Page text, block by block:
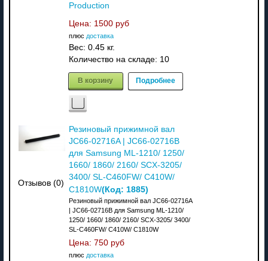
Production
Цена: 1500 руб
плюс доставка
Вес: 0.45 кг.
Количество на складе: 10
В корзину Подробнее
Отзывов (0)
Резиновый прижимной вал
JC66-02716A | JC66-02716B
для Samsung ML-1210/ 1250/
1660/ 1860/ 2160/ SCX-3205/
3400/ SL-C460FW/ C410W/
C1810W(Код: 1885)
Резиновый прижимной вал JC66-02716A
| JC66-02716B для Samsung ML-1210/
1250/ 1660/ 1860/ 2160/ SCX-3205/ 3400/
SL-C460FW/ C410W/ C1810W
Цена: 750 руб
плюс доставка